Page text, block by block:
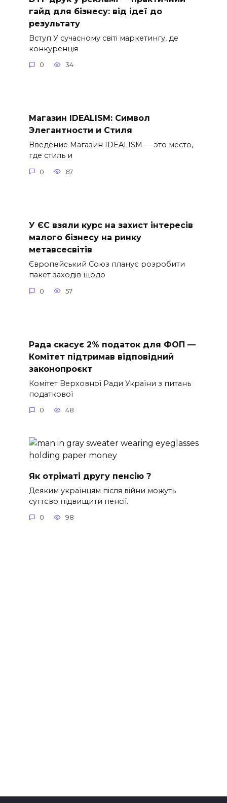
гайд для бізнесу: від ідеї до
результату
Вступ У сучасному світі маркетингу, де
конкуренція
0 34
Магазин IDEALISM: Символ
Элегантности и Стиля
Введение Магазин IDEALISM — это место,
где стиль и
0 67
У ЄС взяли курс на захист інтересів
малого бізнесу на ринку
метавсесвітів
Європейський Союз планує розробити
пакет заходів щодо
0 57
Рада скасує 2% податок для ФОП —
Комітет підтримав відповідний
законопроєкт
Комітет Верховної Ради України з питань
податкової
0 48
Як отріматі другу пенсію ?
Деяким українцям після війни можуть
суттєво підвищити пенсії.
0 98